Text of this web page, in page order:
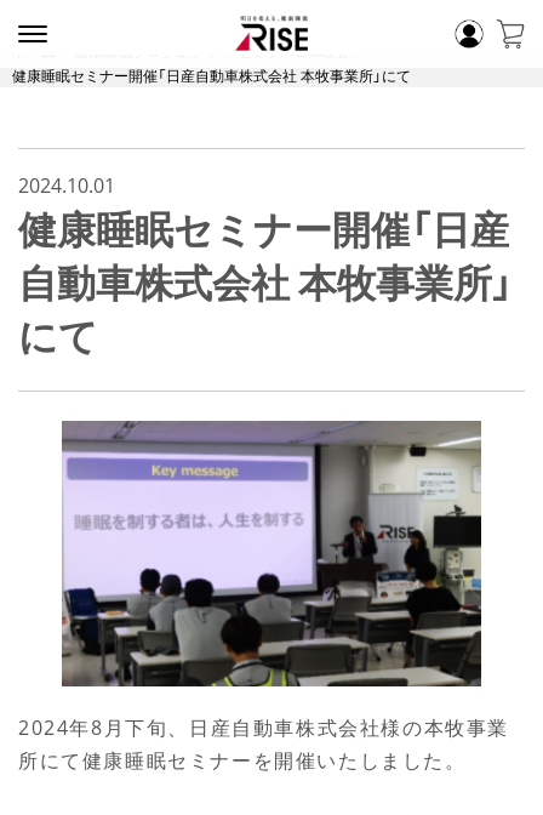
セミナー&体験会
健康睡眠セミナー開催「日産自動車株式会社 本牧事業所」にて
2024.10.01
健康睡眠セミナー開催「日産
自動車株式会社 本牧事業所」
にて
2024年8月下旬、日産自動車株式会社様の本牧事業
所にて健康睡眠セミナーを開催いたしました。